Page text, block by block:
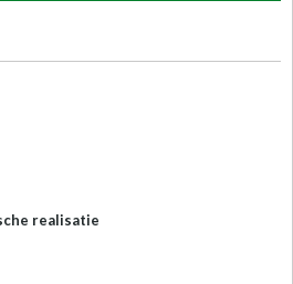
realisatie